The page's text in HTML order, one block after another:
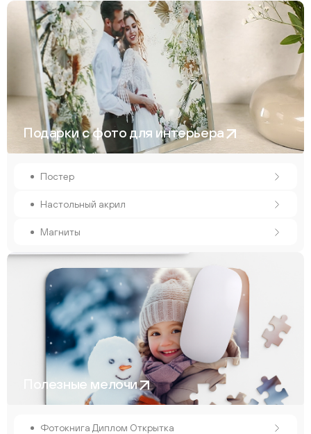
Подарки с фото для интерьера
Постер
Настольный акрил
Магниты
Полезные мелочи
Фотокнига Диплом Открытка